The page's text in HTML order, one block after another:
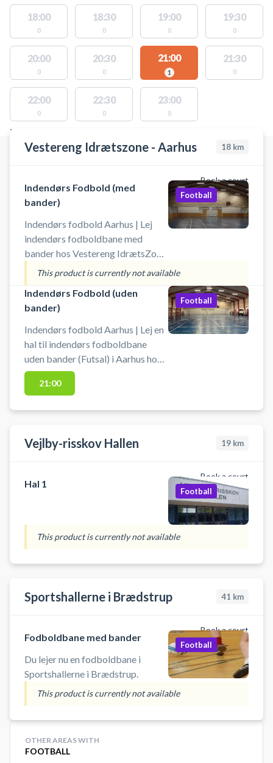
18:00
0
18:30
0
19:00
0
19:30
0
20:00
0
20:30
0
21:00
1
21:30
0
22:00
0
22:30
0
23:00
0
FACILITIES WITH AVAILABLE ACTIVITIES
Vestereng Idrætszone - Aarhus 18 km
Book a court
Indendørs Fodbold (med
bander)
Indendørs fodbold Aarhus | Lej
indendørs fodboldbane med
bander hos Vestereng IdrætsZone
i Århus. Book foldboldbanen og
spil indendørs fodbold i Aarhus i
en hal med bander. Tiderne er 60
min. ad gangen. Medbring egen
bold. Gratis parkering ved grus
parkeringen 50 meter fra hallen, så
det er nemt hvis du kommer i bil
for at spille indendørs fodbold i
Aarhus.
Football
This product is currently not available
Indendørs Fodbold (uden
bander)
Indendørs fodbold Aarhus | Lej en
hal til indendørs fodboldbane
uden bander (Futsal) i Aarhus hos
Vestereng IdrætsZone. Lej Book
fodboldbane og spil indendørs
er 60 min. ad gangen. Medbring
hallen, så det er nemt hvis du
Football
21:00
Vejlby-risskov Hallen 19 km
Book a court
Hal 1
Football
This product is currently not available
Sportshallerne i Brædstrup 41 km
Book a court
Fodboldbane med bander
Du lejer nu en fodboldbane i
Sportshallerne i Brædstrup.
Football
This product is currently not available
OTHER AREAS WITH
FOOTBALL